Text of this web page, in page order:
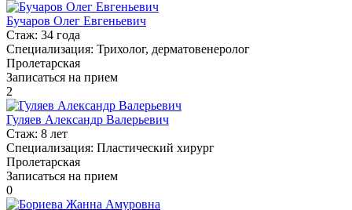
Бучаров Олег Евгеньевич
Стаж: 34 года
Специализация: Трихолог, дерматовенеролог
Пролетарская
Записаться на прием
2
Гуляев Александр Валерьевич
Стаж: 8 лет
Специализация: Пластический хирург
Пролетарская
Записаться на прием
0